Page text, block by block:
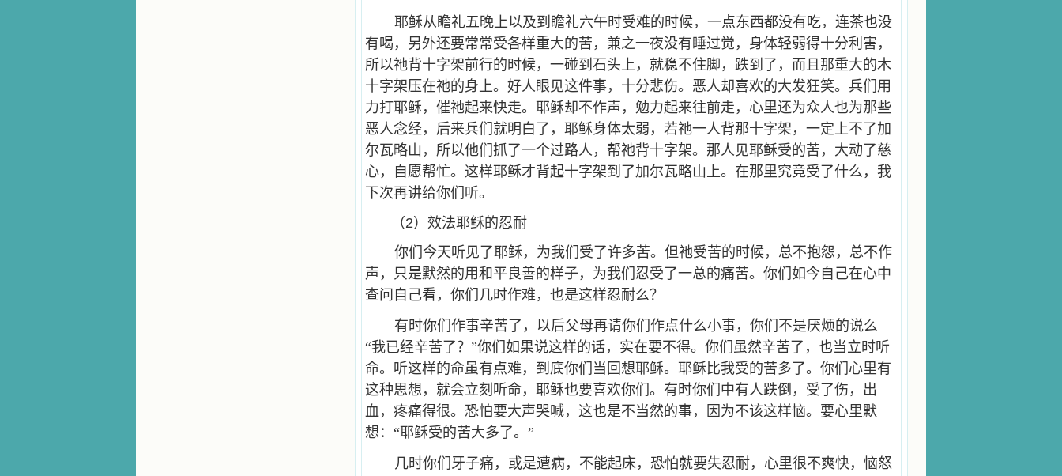
耶稣从瞻礼五晚上以及到瞻礼六午时受难的时候，一点东西都没有吃，连茶也没
有喝，另外还要常常受各样重大的苦，兼之一夜没有睡过觉，身体轻弱得十分利害，
所以祂背十字架前行的时候，一碰到石头上，就稳不住脚，跌到了，而且那重大的木
十字架压在祂的身上。好人眼见这件事，十分悲伤。恶人却喜欢的大发狂笑。兵们用
力打耶稣，催祂起来快走。耶稣却不作声，勉力起来往前走，心里还为众人也为那些
恶人念经，后来兵们就明白了，耶稣身体太弱，若祂一人背那十字架，一定上不了加
尔瓦略山，所以他们抓了一个过路人，帮祂背十字架。那人见耶稣受的苦，大动了慈
心，自愿帮忙。这样耶稣才背起十字架到了加尔瓦略山上。在那里究竟受了什么，我
下次再讲给你们听。
（2）效法耶稣的忍耐
你们今天听见了耶稣，为我们受了许多苦。但祂受苦的时候，总不抱怨，总不作
声，只是默然的用和平良善的样子，为我们忍受了一总的痛苦。你们如今自己在心中
查问自己看，你们几时作难，也是这样忍耐么？
有时你们作事辛苦了，以后父母再请你们作点什么小事，你们不是厌烦的说么
“我已经辛苦了？”你们如果说这样的话，实在要不得。你们虽然辛苦了，也当立时听
命。听这样的命虽有点难，到底你们当回想耶稣。耶稣比我受的苦多了。你们心里有
这种思想，就会立刻听命，耶稣也要喜欢你们。有时你们中有人跌倒，受了伤，出
血，疼痛得很。恐怕要大声哭喊，这也是不当然的事，因为不该这样恼。要心里默
想：“耶稣受的苦大多了。”
几时你们牙子痛，或是遭病，不能起床，恐怕就要失忍耐，心里很不爽快，恼怒